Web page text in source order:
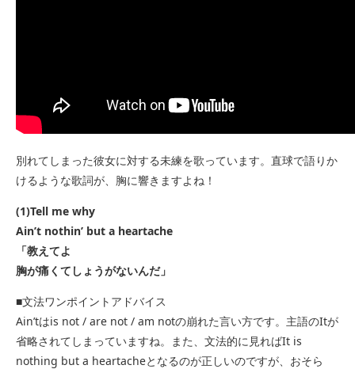
別れてしまった彼女に対する未練を歌っています。直球で語りか
けるような歌詞が、胸に響きますよね！
(1)Tell me why
Ain’t nothin’ but a heartache
「教えてよ
胸が痛くてしょうがないんだ」
■文法ワンポイントアドバイス
Ain’tはis not / are not / am notの崩れた言い方です。主語のItが
省略されてしまっていますね。また、文法的に見ればIt is
nothing but a heartacheとなるのが正しいのですが、おそら